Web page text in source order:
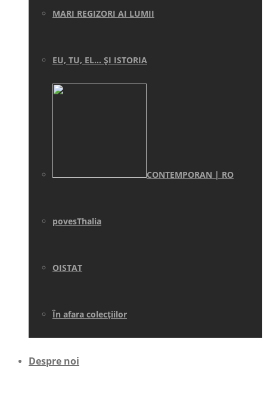
MARI REGIZORI AI LUMII
EU, TU, EL… ŞI ISTORIA
CONTEMPORAN | RO
povesThalia
OISTAT
În afara colecţiilor
Despre noi